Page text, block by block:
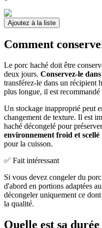
Ajoutez à la liste
Comment
Le porc haché doit être
deux jours. Conservez-le
transférez-le dans un récipient
plus longue, il est recommandé
Un stockage inapproprié peut
changement de texture. Il est
haché décongelé pour
environnement froid et scellé
pour la cuisson.
✅ Fait intéressant
Si vous devez congeler du
d'abord en portions adaptées
décongeler uniquement ce
la qualité.
Quelle est sa